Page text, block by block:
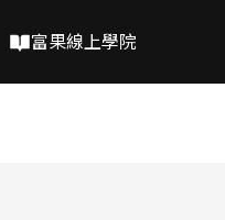
富果線上學院